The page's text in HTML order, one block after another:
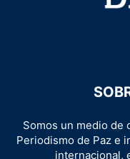
Somos un medio de
Periodismo de Paz e
internacional,